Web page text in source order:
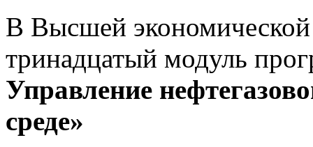
В Высшей
тринадцатый модуль
Управление
среде»